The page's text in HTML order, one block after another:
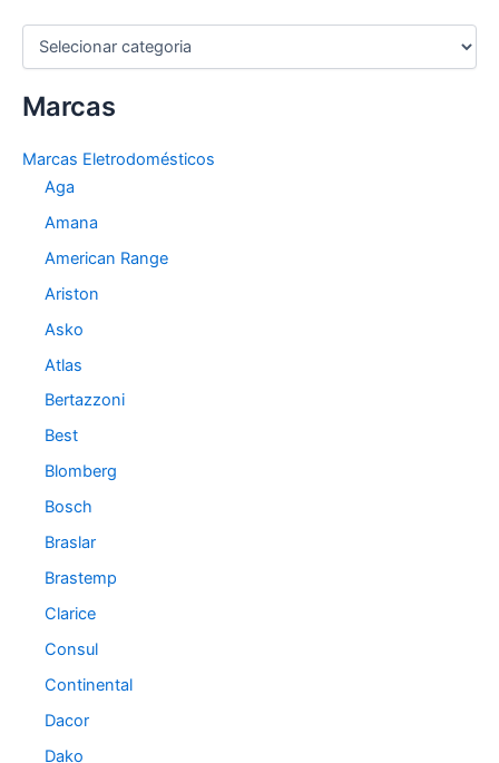
C
e
r
Marcas
Marcas Eletrodomésticos
Aga
Amana
American Range
Ariston
Asko
Atlas
Bertazzoni
Best
Blomberg
Bosch
Braslar
Brastemp
Clarice
Consul
Continental
Dacor
Dako